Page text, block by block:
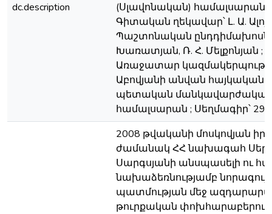
dc.description
(Սլավոնական)
Գիտական ղեկավար՝ Լ. Ա.
Պաշտոնական
Խառատյան, Ռ. Հ. Մելքոնյան ;
Առաջատար
Աբովյանի անվան հայկական
պետական
համալսարան ; Սեղմագիր՝ 29
2008 թվականի մոսկովյան իր
ժամանակ ՀՀ նախագահ
Սարգսյանի անսպասելի ու
նախաձեռնությամբ
պատմության մեջ
թուրքական